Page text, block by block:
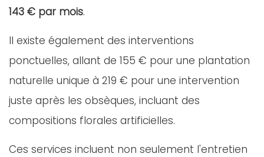
143 € par mois.
Il existe également des interventions
ponctuelles, allant de 155 € pour une plantation
naturelle unique à 219 € pour une intervention
juste après les obsèques, incluant des
compositions florales artificielles.
Ces services incluent non seulement l'entretien